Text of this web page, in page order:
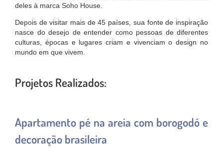
deles à marca Soho House.
Depois de visitar mais de 45 países, sua fonte de inspiração
nasce do desejo de entender como pessoas de diferentes
culturas, épocas e lugares criam e vivenciam o design no
mundo em que vivem.
Projetos Realizados:
Apartamento pé na areia com borogodó e
decoração brasileira